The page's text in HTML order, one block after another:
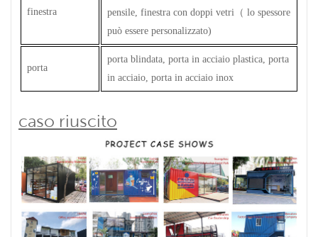
finestra
pensile, finestra con doppi vetri （ lo spessore
può essere personalizzato)
porta
porta blindata, porta in acciaio plastica, porta
in acciaio, porta in acciaio inox
caso riuscito